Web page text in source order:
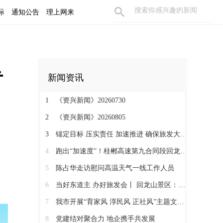
通知公告 理上网来
新闻资讯
1 《资兴新闻》20260730
2 《资兴新闻》20260805
3 锚定目标 压实责任 加速推进 确保旅发大会精彩纷呈
4 跑出“加速度”！桂郴高速第九合同段回龙山隧道右洞掘进突破1000米
5 陈占华走访慰问高温天气一线工作人员
6 当好东道主 办好旅发会丨 回龙山景区：晚霞染山峦 天籁绕星空
7 我市开展“育家风 淳民风 正社风”主题文明实践活动
8 党建结对聚合力 地企携手共发展